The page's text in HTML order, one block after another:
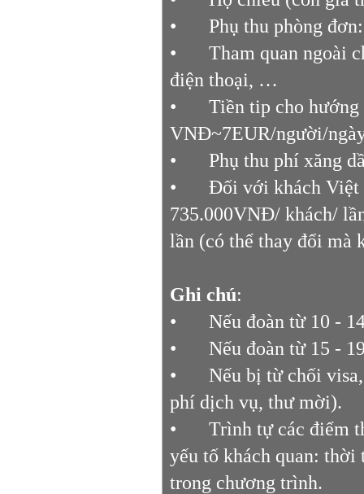
•
Phụ thu phòng
•
Tham quan ngoài
điện thoại, …
•
Tiền tip cho
VNĐ~7EUR/người/
•
Phụ thu phí xăng
•
Đối với khách Việt
735.000VNĐ/ khách/
lần (có thể thay đổi mà
Ghi chú:
•
Nếu đoàn từ 10 -
•
Nếu đoàn từ 15 -
•
Nếu bị từ chối
phí dịch vụ, thư mời).
•
Trình tự các điểm
yếu tố khách quan: thời
trong chương trình.